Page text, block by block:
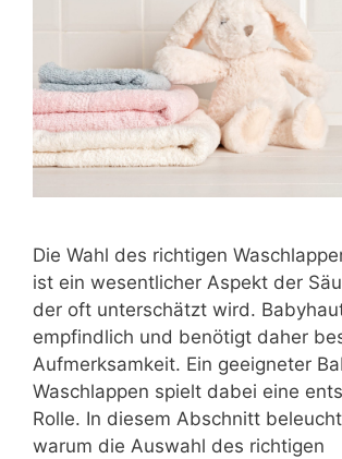
Die Wahl des richtigen
ist ein wesentlicher Aspekt der
der oft unterschätzt wird.
empfindlich und benötigt daher
Aufmerksamkeit. Ein geeigneter
Waschlappen spielt dabei eine
Rolle. In diesem Abschnitt
warum die Auswahl des richtigen